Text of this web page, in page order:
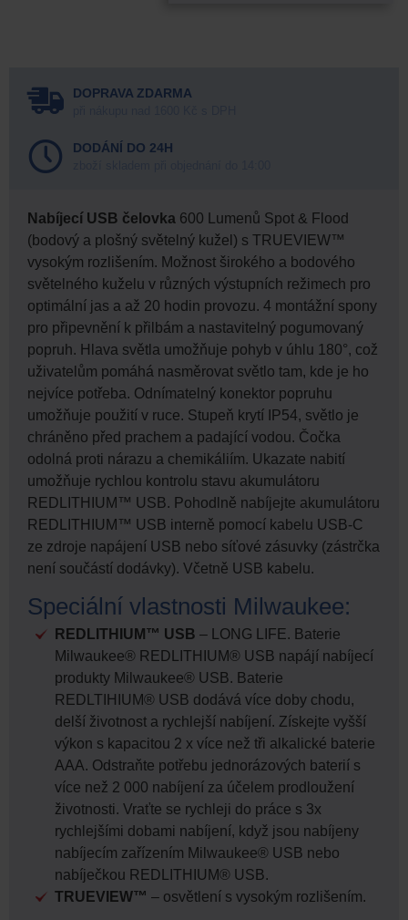
DOPRAVA ZDARMA
DODÁNÍ DO 24H
Nabíjecí USB čelovka 600 Lumenů Spot & Flood
(bodový a plošný světelný kužel) s TRUEVIEW™
vysokým rozlišením. Možnost širokého a bodového
světelného kuželu v různých výstupních režimech pro
optimální jas a až 20 hodin provozu. 4 montážní spony
pro připevnění k přilbám a nastavitelný pogumovaný
popruh. Hlava světla umožňuje pohyb v úhlu 180°, což
uživatelům pomáhá nasměrovat světlo tam, kde je ho
nejvíce potřeba. Odnímatelný konektor popruhu
umožňuje použití v ruce. Stupeň krytí IP54, světlo je
chráněno před prachem a padající vodou. Čočka
odolná proti nárazu a chemikáliím. Ukazate nabití
umožňuje rychlou kontrolu stavu akumulátoru
REDLITHIUM™ USB. Pohodlně nabíjejte akumulátoru
REDLITHIUM™ USB interně pomocí kabelu USB-C
ze zdroje napájení USB nebo síťové zásuvky (zástrčka
není součástí dodávky). Včetně USB kabelu.
Speciální vlastnosti Milwaukee:
REDLITHIUM™ USB – LONG LIFE. Baterie
Milwaukee® REDLITHIUM® USB napájí nabíjecí
produkty Milwaukee® USB. Baterie
REDLTIHIUM® USB dodává více doby chodu,
delší životnost a rychlejší nabíjení. Získejte vyšší
výkon s kapacitou 2 x více než tři alkalické baterie
AAA. Odstraňte potřebu jednorázových baterií s
více než 2 000 nabíjení za účelem prodloužení
životnosti. Vraťte se rychleji do práce s 3x
rychlejšími dobami nabíjení, když jsou nabíjeny
nabíjecím zařízením Milwaukee® USB nebo
nabíječkou REDLITHIUM® USB.
TRUEVIEW™ – osvětlení s vysokým rozlišením.